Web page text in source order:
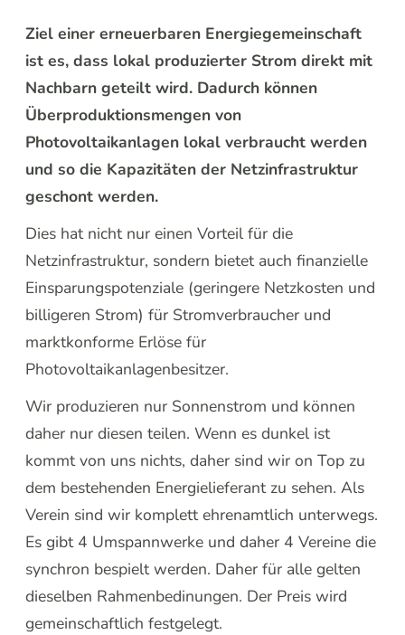
Ziel einer erneuerbaren Energiegemeinschaft
ist es, dass lokal produzierter Strom direkt mit
Nachbarn geteilt wird. Dadurch können
Überproduktionsmengen von
Photovoltaikanlagen lokal verbraucht werden
und so die Kapazitäten der Netzinfrastruktur
geschont werden.
Dies hat nicht nur einen Vorteil für die
Netzinfrastruktur, sondern bietet auch finanzielle
Einsparungspotenziale (geringere Netzkosten und
billigeren Strom) für Stromverbraucher und
marktkonforme Erlöse für
Photovoltaikanlagenbesitzer.
Wir produzieren nur Sonnenstrom und können
daher nur diesen teilen. Wenn es dunkel ist
kommt von uns nichts, daher sind wir on Top zu
dem bestehenden Energielieferant zu sehen. Als
Verein sind wir komplett ehrenamtlich unterwegs.
Es gibt 4 Umspannwerke und daher 4 Vereine die
synchron bespielt werden. Daher für alle gelten
dieselben Rahmenbedinungen. Der Preis wird
gemeinschaftlich festgelegt.